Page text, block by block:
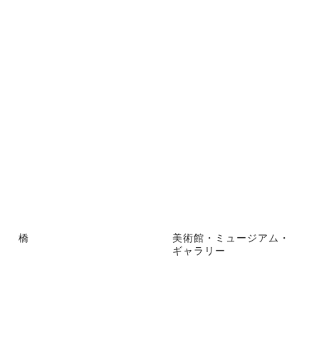
橋
美術館・ミュージアム・
ギャラリー